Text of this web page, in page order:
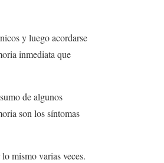
y luego acordarse
inmediata que
de algunos
son los síntomas
mismo varias veces.